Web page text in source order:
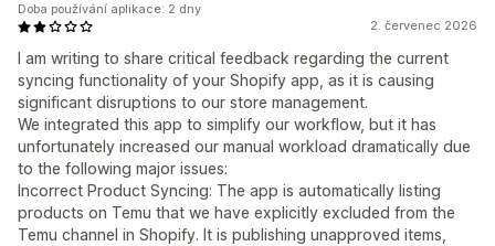
2. červenec 2026
I am writing to share critical feedback regarding the current
syncing functionality of your Shopify app, as it is causing
significant disruptions to our store management.
We integrated this app to simplify our workflow, but it has
unfortunately increased our manual workload dramatically due
to the following major issues:
Incorrect Product Syncing: The app is automatically listing
products on Temu that we have explicitly excluded from the
Temu channel in Shopify. It is publishing unapproved items,
Doba používání aplikace: 2 dny